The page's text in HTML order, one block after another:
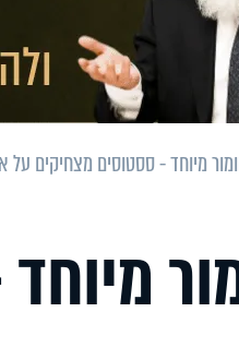
מיוחד - ססטוסים מצחיקים על